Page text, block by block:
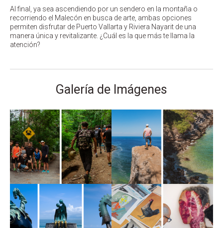
Al final, ya sea ascendiendo por un sendero en la montaña o
recorriendo el Malecón en busca de arte, ambas opciones
permiten disfrutar de Puerto Vallarta y Riviera Nayarit de una
manera única y revitalizante. ¿Cuál es la que más te llama la
atención?
Galería de Imágenes